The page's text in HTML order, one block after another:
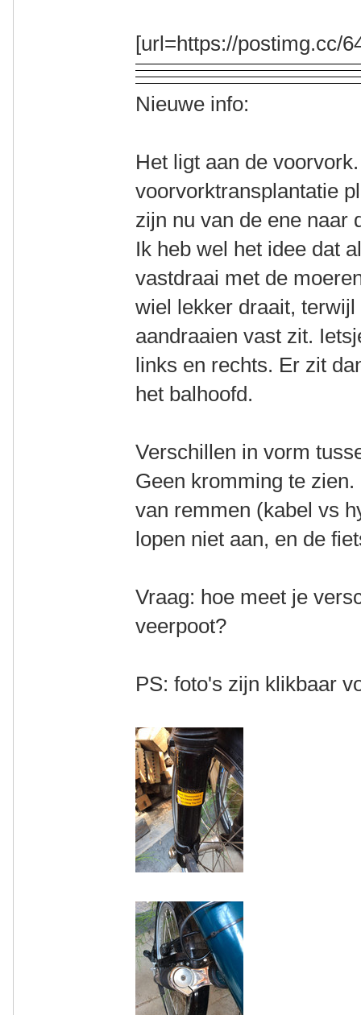
[url=https://postimg.cc/
Nieuwe info:
Het ligt aan de
voorvorktransplantatie
zijn nu van de ene naar
Ik heb wel het idee dat
vastdraai met de
wiel lekker draait,
aandraaien vast zit.
links en rechts. Er zit
het balhoofd.
Verschillen in vorm
Geen kromming te
van remmen (kabel vs
lopen niet aan, en de
Vraag: hoe meet je
veerpoot?
PS: foto's zijn klikbaar